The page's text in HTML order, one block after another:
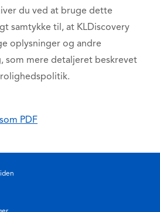
du ved at bruge dette
samtykke til, at KLDiscovery
oplysninger og andre
som mere detaljeret beskrevet
PDF